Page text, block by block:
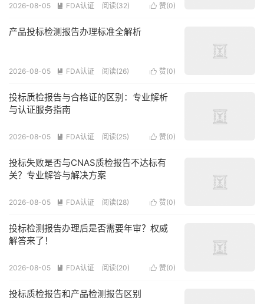
 赞(0)
2026-08-05  FDA认证 阅读(32)
产品投标检测报告办理标准全解析
 赞(0)
2026-08-05  FDA认证 阅读(26)
投标质检报告与合格证的区别：专业解析
与认证服务指南
 赞(0)
2026-08-05  FDA认证 阅读(25)
投标失败是否与CNAS质检报告不达标有
关？专业解答与解决方案
 赞(0)
2026-08-05  FDA认证 阅读(28)
投标检测报告办理后是否需要年审？权威
解答来了！
 赞(0)
2026-08-05  FDA认证 阅读(20)
投标质检报告和产品检测报告区别